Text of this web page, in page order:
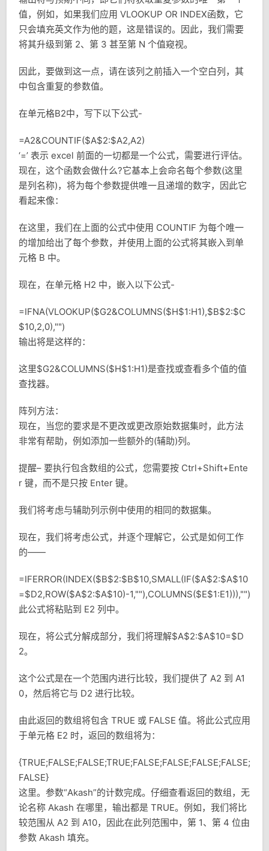
值，例如，如果我们应用 VLOOKUP OR INDEX函数，它
只会填充英文作为他的题，这是错误的。因此，我们需要
将其升级到第 2、第 3 甚至第 N 个值窥视。
因此，要做到这一点，请在该列之前插入一个空白列，其
中包含重复的参数值。
在单元格B2中，写下以下公式-
=A2&COUNTIF($A$2:$A2,A2)
‘=’ 表示 excel 前面的一切都是一个公式，需要进行评估。
现在，这个函数会做什么?它基本上会命名每个参数(这里
是列名称)，将为每个参数提供唯一且递增的数字，因此它
看起来像：
在这里，我们在上面的公式中使用 COUNTIF 为每个唯一
的增加给出了每个参数，并使用上面的公式将其嵌入到单
元格 B 中。
现在，在单元格 H2 中，嵌入以下公式-
=IFNA(VLOOKUP($G2&COLUMNS($H$1:H1),$B$2:$C
$10,2,0),"")
输出将是这样的：
这里$G2&COLUMNS($H$1:H1)是查找或查看多个值的值
查找器。
阵列方法：
现在，当您的要求是不更改或更改原始数据集时，此方法
非常有帮助，例如添加一些额外的(辅助)列。
提醒– 要执行包含数组的公式，您需要按 Ctrl+Shift+Ente
r 键，而不是只按 Enter 键。
我们将考虑与辅助列示例中使用的相同的数据集。
现在，我们将考虑公式，并逐个理解它，公式是如何工作
的——
=IFERROR(INDEX($B$2:$B$10,SMALL(IF($A$2:$A$10
=$D2,ROW($A$2:$A$10)-1,""),COLUMNS($E$1:E1))),"")
此公式将粘贴到 E2 列中。
现在，将公式分解成部分，我们将理解$A$2:$A$10=$D
2。
这个公式是在一个范围内进行比较，我们提供了 A2 到 A1
0，然后将它与 D2 进行比较。
由此返回的数组将包含 TRUE 或 FALSE 值。将此公式应用
于单元格 E2 时，返回的数组将为：
{TRUE;FALSE;FALSE;TRUE;FALSE;FALSE;FALSE;FALSE;
FALSE}
这里。参数“Akash”的计数完成。仔细查看返回的数组，无
论名称 Akash 在哪里，输出都是 TRUE。例如，我们将比
较范围从 A2 到 A10，因此在此列范围中，第 1、第 4 位由
参数 Akash 填充。